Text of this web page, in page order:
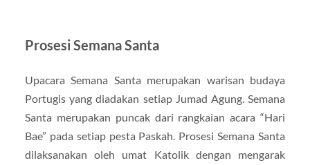
Prosesi Semana Santa
Upacara Semana Santa merupakan warisan budaya
Portugis yang diadakan setiap Jumad Agung. Semana
Santa merupakan puncak dari rangkaian acara “Hari
Bae” pada setiap pesta Paskah. Prosesi Semana Santa
dilaksanakan oleh umat Katolik dengan mengarak